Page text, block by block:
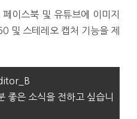
이스북 및 유튜브에 이미지
및 스테레오 캡처 기능을 제
좋은 소식을 전하고 싶습니